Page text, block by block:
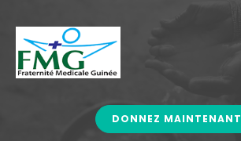
DONNEZ MAINTENANT